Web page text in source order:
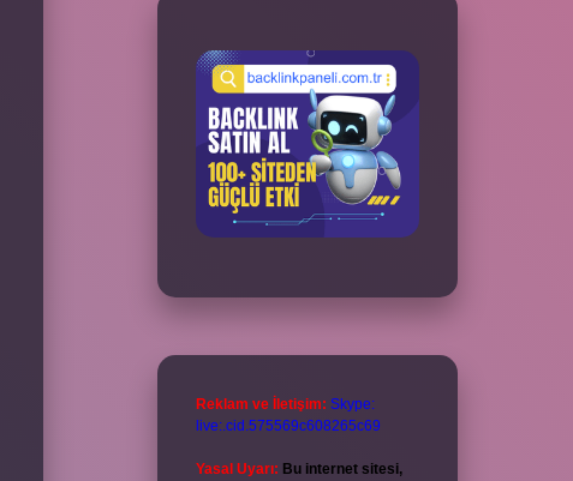
Reklam ve İletişim: Skype:
live:.cid.575569c608265c69
Yasal Uyarı: Bu internet sitesi,